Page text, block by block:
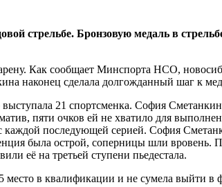
стрельбе. Бронзовую медаль в
Как сообщает Минспорта НСО,
наконец сделала долгожданный шаг к
21 спортсменка. София
пяти очков ей не хватило для
последующей серией. София
была острой, соперницы шли вровень.
её на третьей ступени пьедестала.
место в квалификации и не сумела выйти в